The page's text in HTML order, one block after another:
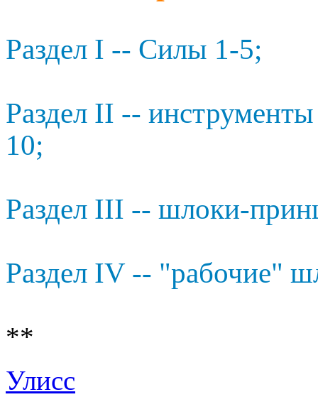
Раздел I -- Силы 1-5;
Раздел II --
10;
Раздел III -- шлоки-
Раздел IV -- "рабочие"
**
Улисс